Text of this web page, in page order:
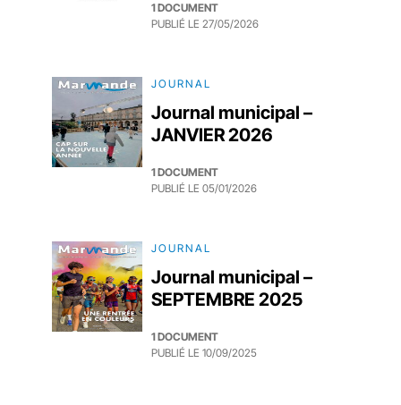
1 DOCUMENT
PUBLIÉ LE 27/05/2026
JOURNAL
Journal municipal –
JANVIER 2026
1 DOCUMENT
PUBLIÉ LE 05/01/2026
JOURNAL
Journal municipal –
SEPTEMBRE 2025
1 DOCUMENT
PUBLIÉ LE 10/09/2025